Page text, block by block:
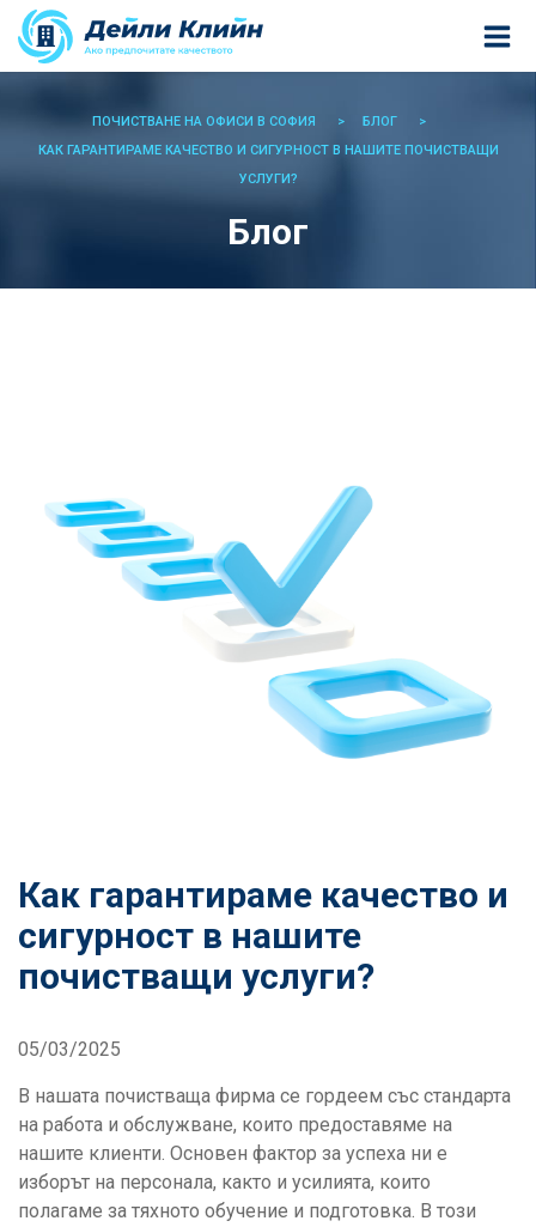
ПОЧИСТВАНЕ НА ОФИСИ В СОФИЯ
БЛОГ
КАК ГАРАНТИРАМЕ КАЧЕСТВО И СИГУРНОСТ В НАШИТЕ ПОЧИСТВАЩИ
УСЛУГИ?
Блог
Как гарантираме качество и
сигурност в нашите
почистващи услуги?
05/03/2025
В нашата почистваща фирма се гордеем със стандарта
на работа и обслужване, които предоставяме на
нашите клиенти. Основен фактор за успеха ни е
изборът на персонала, както и усилията, които
полагаме за тяхното обучение и подготовка. В този